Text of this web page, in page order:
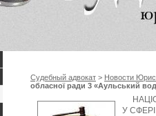
Судебный адвокат > Новости
обласної ради 3 «Аульський
У